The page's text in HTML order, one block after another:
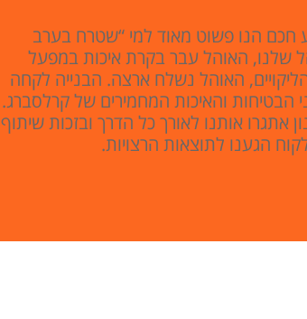
חכם הנו פשוט מאוד למי “שטרח בערב
שלנו, האוהל עבר בקרת איכות במפעל
האוהל נשלח ארצה. הבנייה לקחה
הבטיחות והאיכות המחמירים של קרלסברג.
אתגרו אותנו לאורך כל הדרך ובזכות שיתוף
הגענו לתוצאות הרצויות.